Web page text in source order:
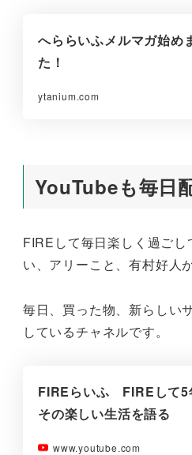
へららいふメルマガ始め
た！
ytanium.com
YouTubeも毎日
FIREして毎日楽しく過ご
い、アリーこと、有村好人が
毎日、買った物、新らしい
しているチャネルです。
FIREらいふ FIREして
その楽しい生活を語る
www.youtube.com